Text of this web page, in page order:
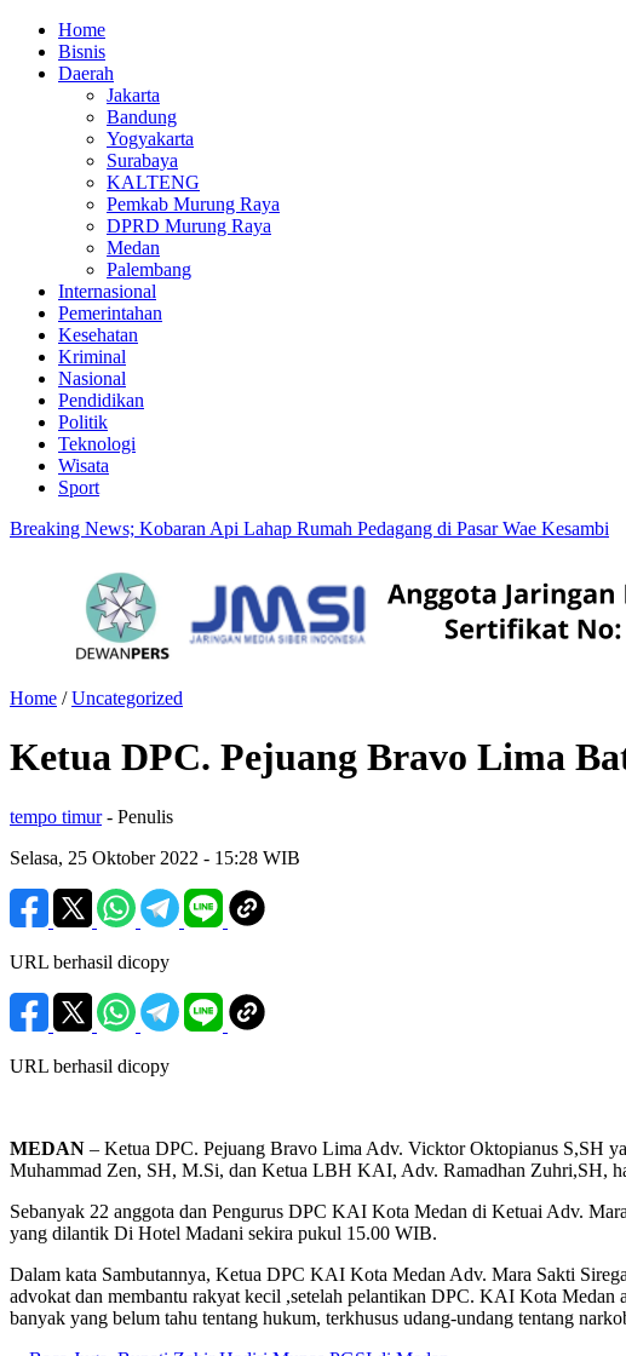
Home
Bisnis
Daerah
Jakarta
Bandung
Yogyakarta
Surabaya
KALTENG
Pemkab Murung Raya
DPRD Murung Raya
Medan
Palembang
Internasional
Pemerintahan
Kesehatan
Kriminal
Nasional
Pendidikan
Politik
Teknologi
Wisata
Sport
Breaking News; Kobaran Api Lahap Rumah Pedagang di Pasar Wae Kesambi
Home /Uncategorized
Ketua DPC. Pejuang Bravo Lima
tempo timur - Penulis
Selasa, 25 Oktober 2022 - 15:28 WIB
URL berhasil dicopy
URL berhasil dicopy
MEDAN – Ketua DPC. Pejuang Bravo Lima Adv. Vicktor Oktopianus S,SH
Muhammad Zen, SH, M.Si, dan Ketua LBH KAI, Adv. Ramadhan Zuhri,SH,
Sebanyak 22 anggota dan Pengurus DPC KAI Kota Medan di Ketuai Adv.
yang dilantik Di Hotel Madani sekira pukul 15.00 WIB.
Dalam kata Sambutannya, Ketua DPC KAI Kota Medan Adv. Mara Sakti
advokat dan membantu rakyat kecil ,setelah pelantikan DPC. KAI Kota Medan
banyak yang belum tahu tentang hukum, terkhusus udang-undang tentang